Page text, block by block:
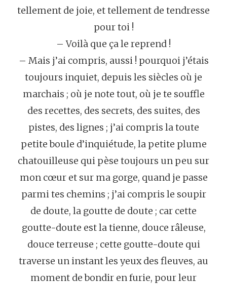
tellement de joie, et tellement de tendresse
pour toi !
– Voilà que ça le reprend !
– Mais j’ai compris, aussi ! pourquoi j’étais
toujours inquiet, depuis les siècles où je
marchais ; où je note tout, où je te souffle
des recettes, des secrets, des suites, des
pistes, des lignes ; j’ai compris la toute
petite boule d’inquiétude, la petite plume
chatouilleuse qui pèse toujours un peu sur
mon cœur et sur ma gorge, quand je passe
parmi tes chemins ; j’ai compris le soupir
de doute, la goutte de doute ; car cette
goutte-doute est la tienne, douce râleuse,
douce terreuse ; cette goutte-doute qui
traverse un instant les yeux des fleuves, au
moment de bondir en furie, pour leur